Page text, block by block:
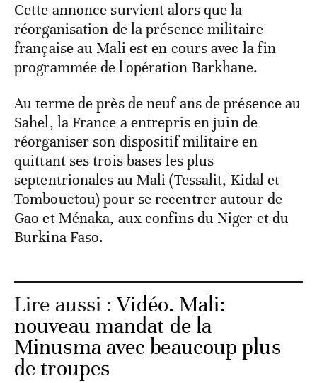
Cette annonce survient alors que la
réorganisation de la présence militaire
française au Mali est en cours avec la fin
programmée de l'opération Barkhane.
Au terme de près de neuf ans de présence au
Sahel, la France a entrepris en juin de
réorganiser son dispositif militaire en
quittant ses trois bases les plus
septentrionales au Mali (Tessalit, Kidal et
Tombouctou) pour se recentrer autour de
Gao et Ménaka, aux confins du Niger et du
Burkina Faso.
Lire aussi :Vidéo. Mali:
nouveau mandat de la
Minusma avec beaucoup plus
de troupes